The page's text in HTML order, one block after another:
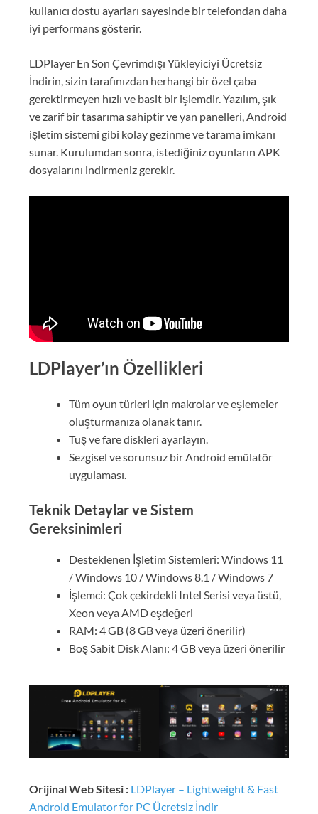
kullanıcı dostu ayarları sayesinde bir telefondan daha
iyi performans gösterir.
LDPlayer En Son Çevrimdışı Yükleyiciyi Ücretsiz
İndirin, sizin tarafınızdan herhangi bir özel çaba
gerektirmeyen hızlı ve basit bir işlemdir. Yazılım, şık
ve zarif bir tasarıma sahiptir ve yan panelleri, Android
işletim sistemi gibi kolay gezinme ve tarama imkanı
sunar. Kurulumdan sonra, istediğiniz oyunların APK
dosyalarını indirmeniz gerekir.
LDPlayer’ın Özellikleri
Tüm oyun türleri için makrolar ve eşlemeler
oluşturmanıza olanak tanır.
Tuş ve fare diskleri ayarlayın.
Sezgisel ve sorunsuz bir Android emülatör
uygulaması.
Teknik Detaylar ve Sistem
Gereksinimleri
Desteklenen İşletim Sistemleri: Windows 11
/ Windows 10 / Windows 8.1 / Windows 7
İşlemci: Çok çekirdekli Intel Serisi veya üstü,
Xeon veya AMD eşdeğeri
RAM: 4 GB (8 GB veya üzeri önerilir)
Boş Sabit Disk Alanı: 4 GB veya üzeri önerilir
Orijinal Web Sitesi : LDPlayer – Lightweight & Fast
Android Emulator for PC Ücretsiz İndir